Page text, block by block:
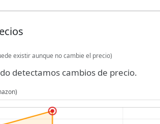
existir aunque no cambie el precio)
detectamos cambios de precio.